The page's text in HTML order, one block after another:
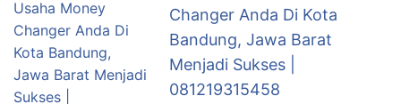
Changer Anda Di Kota
Bandung, Jawa Barat
Menjadi Sukses |
081219315458